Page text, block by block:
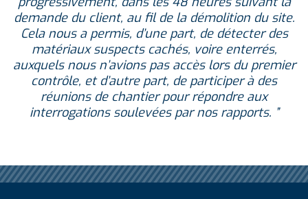
demande du client, au fil de la démolition du site.
Cela nous a permis, d’une part, de détecter des
matériaux suspects cachés, voire enterrés,
auxquels nous n’avions pas accès lors du premier
contrôle, et d’autre part, de participer à des
réunions de chantier pour répondre aux
interrogations soulevées par nos rapports. ”